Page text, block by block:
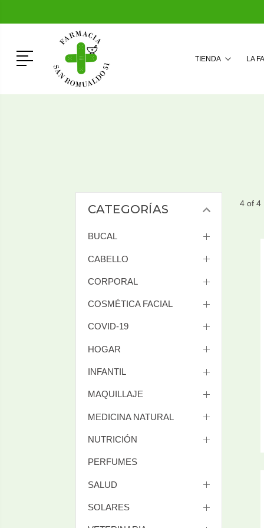
Menú TIENDA LA
CATEGORÍAS
BUCAL
CABELLO
CORPORAL
COSMÉTICA FACIAL
COVID-19
HOGAR
INFANTIL
MAQUILLAJE
MEDICINA NATURAL
NUTRICIÓN
PERFUMES
SALUD
SOLARES
4 of 4